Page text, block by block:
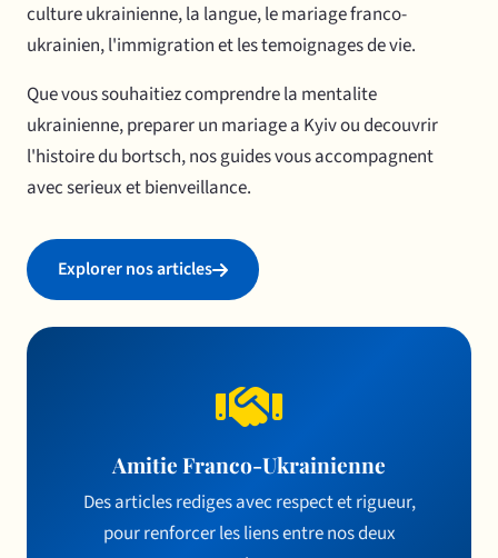
culture ukrainienne, la langue, le mariage franco-
ukrainien, l'immigration et les temoignages de vie.
Que vous souhaitiez comprendre la mentalite
ukrainienne, preparer un mariage a Kyiv ou decouvrir
l'histoire du bortsch, nos guides vous accompagnent
avec serieux et bienveillance.
Explorer nos articles
Amitie Franco-Ukrainienne
Des articles rediges avec respect et rigueur,
pour renforcer les liens entre nos deux